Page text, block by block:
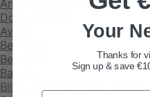
Andersson steel & speed
Dold kategori
Avgas
Belysning
Begagnat
Bakaxel
Bilvård,Färg & Break
Your
Thanks for
Sign up & save